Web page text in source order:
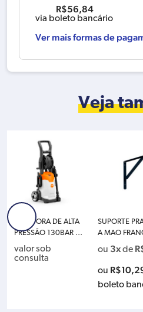
R$56,84
via boleto bancário
Ver mais formas de
Veja
LAVADORA DE ALTA
PRESSÃO 130BAR 2.
1KW STIHL RE02-011
-4528 RE90.0 PLUS
valor sob
consulta
SUPORTE
A MAO
0CM LEVE
ESTO 40726
ou 3xde
ou R$
boleto